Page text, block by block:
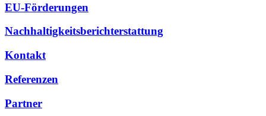
EU-Förderungen
Nachhaltigkeitsberichterstattung
Kontakt
Referenzen
Partner